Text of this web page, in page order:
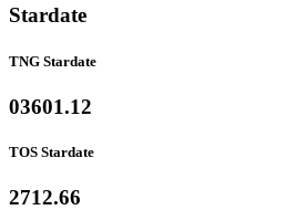
Stardate
TNG Stardate
03601.12
TOS Stardate
2712.66